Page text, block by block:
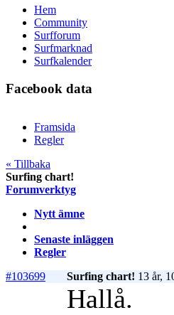
Hem
Community
Surfforum
Surfmarknad
Surfkalender
Facebook data
Framsida
Regler
« Tillbaka
Surfing chart!
Forumverktyg
Nytt ämne
Senaste inläggen
Regler
#103699
Surfing chart! 13 år,
Hallå.